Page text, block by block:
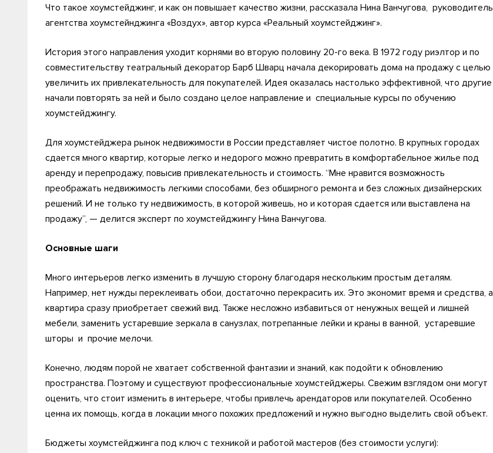
Что такое хоумстейджинг, и как он повышает качество жизни, рассказала Нина Ванчугова, руководитель
агентства хоумстейнджинга «Воздух», автор курса «Реальный хоумстейджинг».
История этого направления уходит корнями во вторую половину 20-го века. В 1972 году риэлтор и по
совместительству театральный декоратор Барб Шварц начала декорировать дома на продажу с целью
увеличить их привлекательность для покупателей. Идея оказалась настолько эффективной, что другие
начали повторять за ней и было создано целое направление и специальные курсы по обучению
хоумстейджингу.
Для хоумстейджера рынок недвижимости в России представляет чистое полотно. В крупных городах
сдается много квартир, которые легко и недорого можно превратить в комфортабельное жилье под
аренду и перепродажу, повысив привлекательность и стоимость. “Мне нравится возможность
преображать недвижимость легкими способами, без обширного ремонта и без сложных дизайнерских
решений. И не только ту недвижимость, в которой живешь, но и которая сдается или выставлена на
продажу”, — делится эксперт по хоумстейджингу Нина Ванчугова.
Основные шаги
Много интерьеров легко изменить в лучшую сторону благодаря нескольким простым деталям.
Например, нет нужды переклеивать обои, достаточно перекрасить их. Это экономит время и средства, а
квартира сразу приобретает свежий вид. Также несложно избавиться от ненужных вещей и лишней
мебели, заменить устаревшие зеркала в санузлах, потрепанные лейки и краны в ванной, устаревшие
шторы и прочие мелочи.
Конечно, людям порой не хватает собственной фантазии и знаний, как подойти к обновлению
пространства. Поэтому и существуют профессиональные хоумстейджеры. Свежим взглядом они могут
оценить, что стоит изменить в интерьере, чтобы привлечь арендаторов или покупателей. Особенно
ценна их помощь, когда в локации много похожих предложений и нужно выгодно выделить свой объект.
Бюджеты хоумстейджинга под ключ с техникой и работой мастеров (без стоимости услуги):